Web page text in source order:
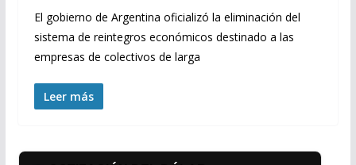
El gobierno de Argentina oficializó la eliminación del
sistema de reintegros económicos destinado a las
empresas de colectivos de larga
Leer más